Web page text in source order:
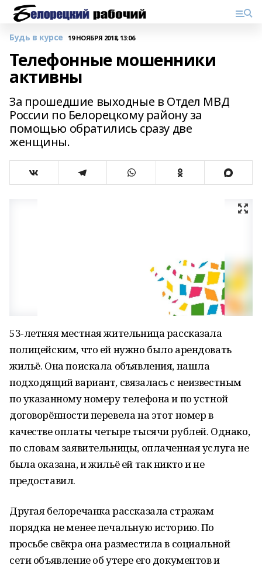
Будь в курсе 19 НОЯБРЯ 2018, 13:06
Телефонные мошенники
активны
За прошедшие выходные в Отдел МВД
России по Белорецкому району за
помощью обратились сразу две
женщины.
53-летняя местная жительница рассказала
полицейским, что ей нужно было арендовать
жильё. Она поискала объявления, нашла
подходящий вариант, связалась с неизвестным
по указанному номеру телефона и по устной
договорённости перевела на этот номер в
качестве оплаты четыре тысячи рублей. Однако,
по словам заявительницы, оплаченная услуга не
была оказана, и жильё ей так никто и не
предоставил.
Другая белоречанка рассказала стражам
порядка не менее печальную историю. По
просьбе свёкра она разместила в социальной
сети объявление об утере его документов и